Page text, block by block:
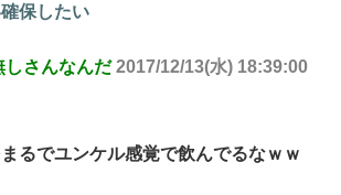
保したい
しさんなんだ 2017/12/13(水) 18:39:00
るでユンケル感覚で飲んでるなｗｗ